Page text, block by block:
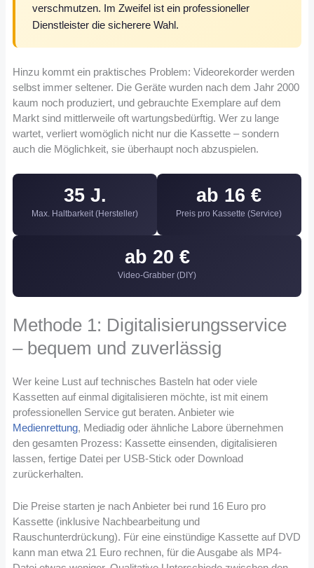
verschmutzen. Im Zweifel ist ein professioneller
Dienstleister die sicherere Wahl.
Hinzu kommt ein praktisches Problem: Videorekorder werden
selbst immer seltener. Die Geräte wurden nach dem Jahr 2000
kaum noch produziert, und gebrauchte Exemplare auf dem
Markt sind mittlerweile oft wartungsbedürftig. Wer zu lange
wartet, verliert womöglich nicht nur die Kassette – sondern
auch die Möglichkeit, sie überhaupt noch abzuspielen.
35 J.
Max. Haltbarkeit (Hersteller)
ab 16 €
Preis pro Kassette (Service)
ab 20 €
Video-Grabber (DIY)
Methode 1: Digitalisierungsservice
– bequem und zuverlässig
Wer keine Lust auf technisches Basteln hat oder viele
Kassetten auf einmal digitalisieren möchte, ist mit einem
professionellen Service gut beraten. Anbieter wie
Medienrettung, Mediadig oder ähnliche Labore übernehmen
den gesamten Prozess: Kassette einsenden, digitalisieren
lassen, fertige Datei per USB-Stick oder Download
zurückerhalten.
Die Preise starten je nach Anbieter bei rund 16 Euro pro
Kassette (inklusive Nachbearbeitung und
Rauschunterdrückung). Für eine einstündige Kassette auf DVD
kann man etwa 21 Euro rechnen, für die Ausgabe als MP4-